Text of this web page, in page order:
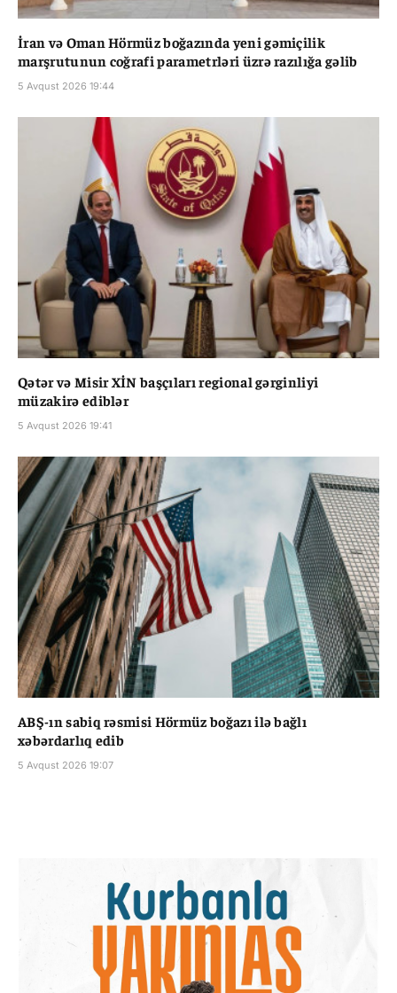
İran və Oman Hörmüz boğazında yeni gəmiçilik
marşrutunun coğrafi parametrləri üzrə razılığa gəlib
5 Avqust 2026 19:44
Qətər və Misir XİN başçıları regional gərginliyi
müzakirə ediblər
5 Avqust 2026 19:41
ABŞ-ın sabiq rəsmisi Hörmüz boğazı ilə bağlı
xəbərdarlıq edib
5 Avqust 2026 19:07